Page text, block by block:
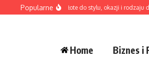
Przejdź do treści
Popularne
naszyjniki złote do stylu, okazji i rodzaju dekoltu?
Home Biznes i